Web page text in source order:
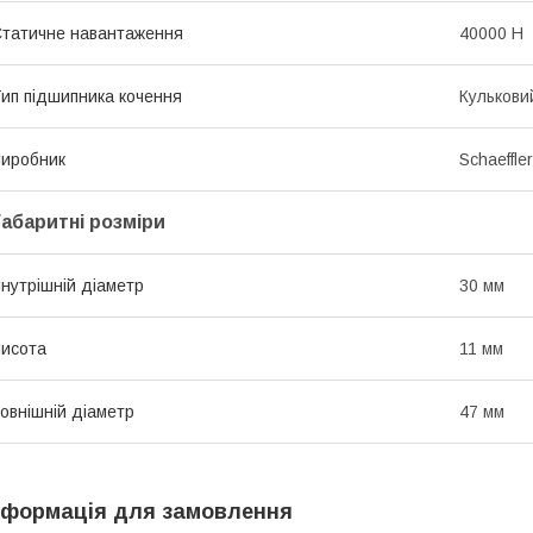
навантаження 40000 Н
підшипника кочення
розміри
діаметр 30 мм
11 мм
діаметр 47 мм
для замовлення